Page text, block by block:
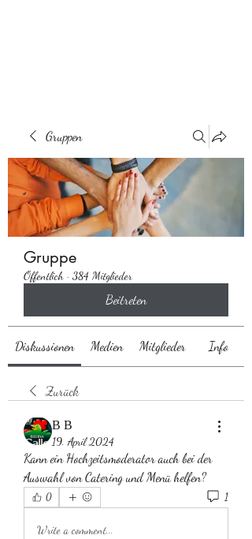
Gruppen
Gruppe
Öffentlich · 384 Mitglieder
Beitreten
Diskussionen Medien Mitglieder Info
Zurück
В В
19. April 2024
Kann ein Hochzeitsmoderator auch bei der
Auswahl von Catering und Menü helfen?
0 1
Write a comment...